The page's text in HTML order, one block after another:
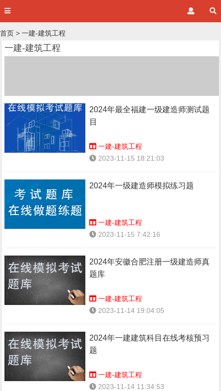
首页 > 一建-建筑工程
一建-建筑工程
2024年最全福建一级建造师测试题
目
一建-建筑工程
2023-11-15 18:21:03
2024年一级建造师模拟练习题
一建-建筑工程
2023-11-15 7:42:16
2024年安徽合肥注册一级建造师真
题库
一建-建筑工程
2023-11-14 19:04:05
2024年一建建筑科目在线考核预习
题
一建-建筑工程
2023-11-14 11:34:53